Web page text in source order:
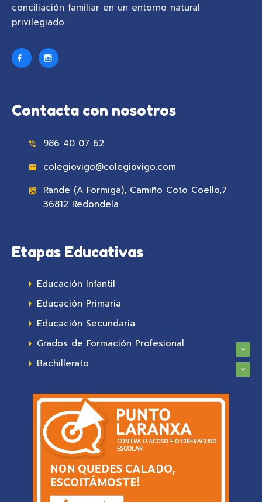
conciliación familiar en un entorno natural
privilegiado.
Contacta con nosotros
986 40 07 62
colegiovigo@colegiovigo.com
Rande (A Formiga), Camiño Coto Coello,7
36812 Redondela
Etapas Educativas
Educación Infantil
Educación Primaria
Educación Secundaria
Grados de Formación Profesional
Bachillerato